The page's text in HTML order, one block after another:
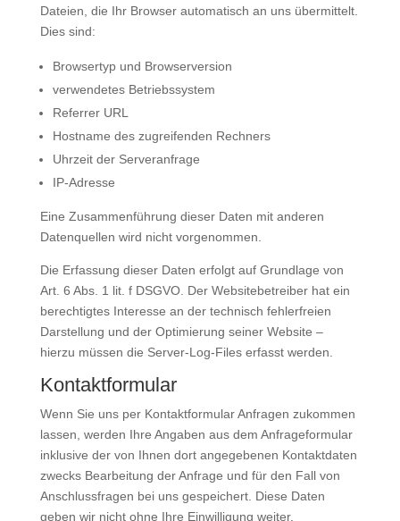
Dateien, die Ihr Browser automatisch an uns übermittelt.
Dies sind:
Browsertyp und Browserversion
verwendetes Betriebssystem
Referrer URL
Hostname des zugreifenden Rechners
Uhrzeit der Serveranfrage
IP-Adresse
Eine Zusammenführung dieser Daten mit anderen
Datenquellen wird nicht vorgenommen.
Die Erfassung dieser Daten erfolgt auf Grundlage von
Art. 6 Abs. 1 lit. f DSGVO. Der Websitebetreiber hat ein
berechtigtes Interesse an der technisch fehlerfreien
Darstellung und der Optimierung seiner Website –
hierzu müssen die Server-Log-Files erfasst werden.
Kontaktformular
Wenn Sie uns per Kontaktformular Anfragen zukommen
lassen, werden Ihre Angaben aus dem Anfrageformular
inklusive der von Ihnen dort angegebenen Kontaktdaten
zwecks Bearbeitung der Anfrage und für den Fall von
Anschlussfragen bei uns gespeichert. Diese Daten
geben wir nicht ohne Ihre Einwilligung weiter.